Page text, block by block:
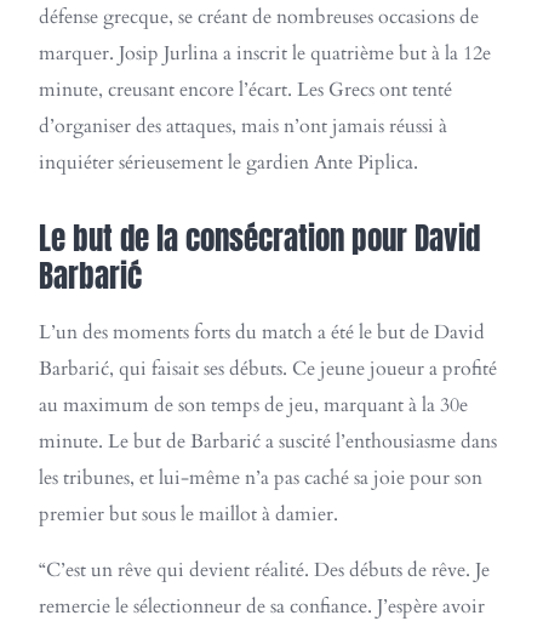
défense grecque, se créant de nombreuses occasions de
marquer. Josip Jurlina a inscrit le quatrième but à la 12e
minute, creusant encore l’écart. Les Grecs ont tenté
d’organiser des attaques, mais n’ont jamais réussi à
inquiéter sérieusement le gardien Ante Piplica.
Le but de la consécration pour David
Barbarić
L’un des moments forts du match a été le but de David
Barbarić, qui faisait ses débuts. Ce jeune joueur a profité
au maximum de son temps de jeu, marquant à la 30e
minute. Le but de Barbarić a suscité l’enthousiasme dans
les tribunes, et lui-même n’a pas caché sa joie pour son
premier but sous le maillot à damier.
“C’est un rêve qui devient réalité. Des débuts de rêve. Je
remercie le sélectionneur de sa confiance. J’espère avoir